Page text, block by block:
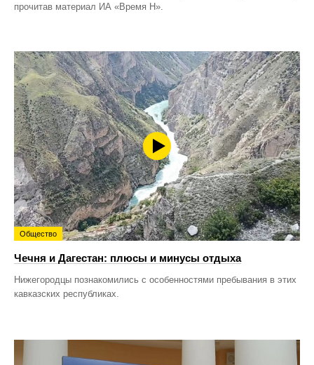
прочитав материал ИА «Время Н».
Общество
Чечня и Дагестан: плюсы и минусы отдыха
Нижегородцы познакомились с особенностями пребывания в этих
кавказских республиках.